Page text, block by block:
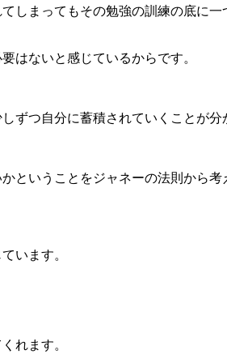
しまってもその勉強の訓練の底に
はないと感じているからです。
ずつ自分に蓄積されていくことが分
ということをジャネーの法則から
います。
れます。